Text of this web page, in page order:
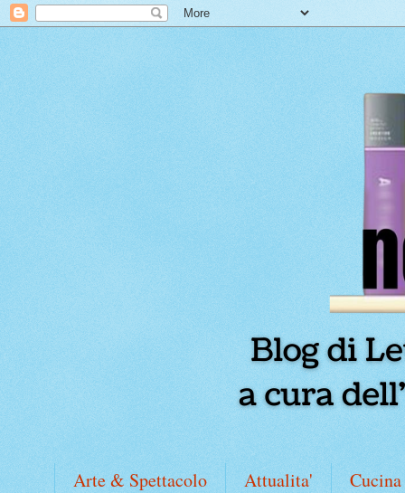
Arte & Spettacolo Attualita' Cucina